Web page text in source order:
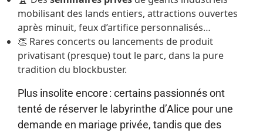
mobilisant des lands entiers, attractions ouvertes
après minuit, feux d’artifice personnalisés…
👏 Rares concerts ou lancements de produit
privatisant (presque) tout le parc, dans la pure
tradition du blockbuster.
Plus insolite encore : certains passionnés ont
tenté de réserver le labyrinthe d’Alice pour une
demande en mariage privée, tandis que des